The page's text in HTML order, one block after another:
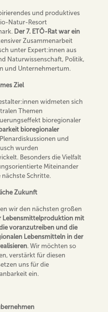
und produktives
Natur-Resort
Der 7. ETÖ-Rat war ein
Zusammenarbeit
unter Expert:innen aus
Naturwissenschaft, Politik,
und Unternehmertum.
Ziel
widmeten sich
Themen
bioregionaler
bioregionaler
und
wurden
Besonders die Vielfalt
Miteinander
nächste Schritte.
Zukunft
wir den nächsten großen
Lebensmittelproduktion mit
voranzutreiben und die
Lebensmitteln in der
. Wir möchten so
verstärkt für diesen
uns für die
ein.